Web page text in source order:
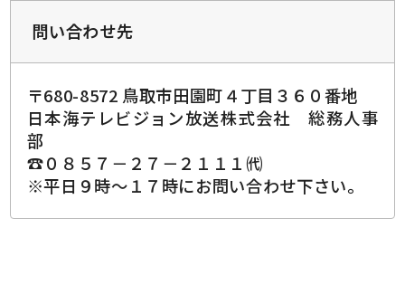
問い合わせ先
〒680-8572 鳥取市田園町４丁目３６０番地
日本海テレビジョン放送株式会社 総務人事
部
☎０８５７－２７－２１１１㈹
※平日９時～１７時にお問い合わせ下さい。